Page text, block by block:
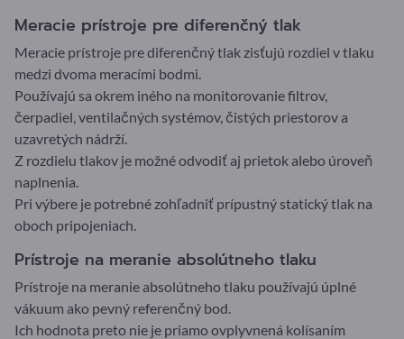
Meracie prístroje pre diferenčný tlak
Meracie prístroje pre diferenčný tlak zisťujú rozdiel v tlaku
medzi dvoma meracími bodmi.
Používajú sa okrem iného na monitorovanie filtrov,
čerpadiel, ventilačných systémov, čistých priestorov a
uzavretých nádrží.
Z rozdielu tlakov je možné odvodiť aj prietok alebo úroveň
naplnenia.
Pri výbere je potrebné zohľadniť prípustný statický tlak na
oboch pripojeniach.
Prístroje na meranie absolútneho tlaku
Prístroje na meranie absolútneho tlaku používajú úplné
vákuum ako pevný referenčný bod.
Ich hodnota preto nie je priamo ovplyvnená kolísaním